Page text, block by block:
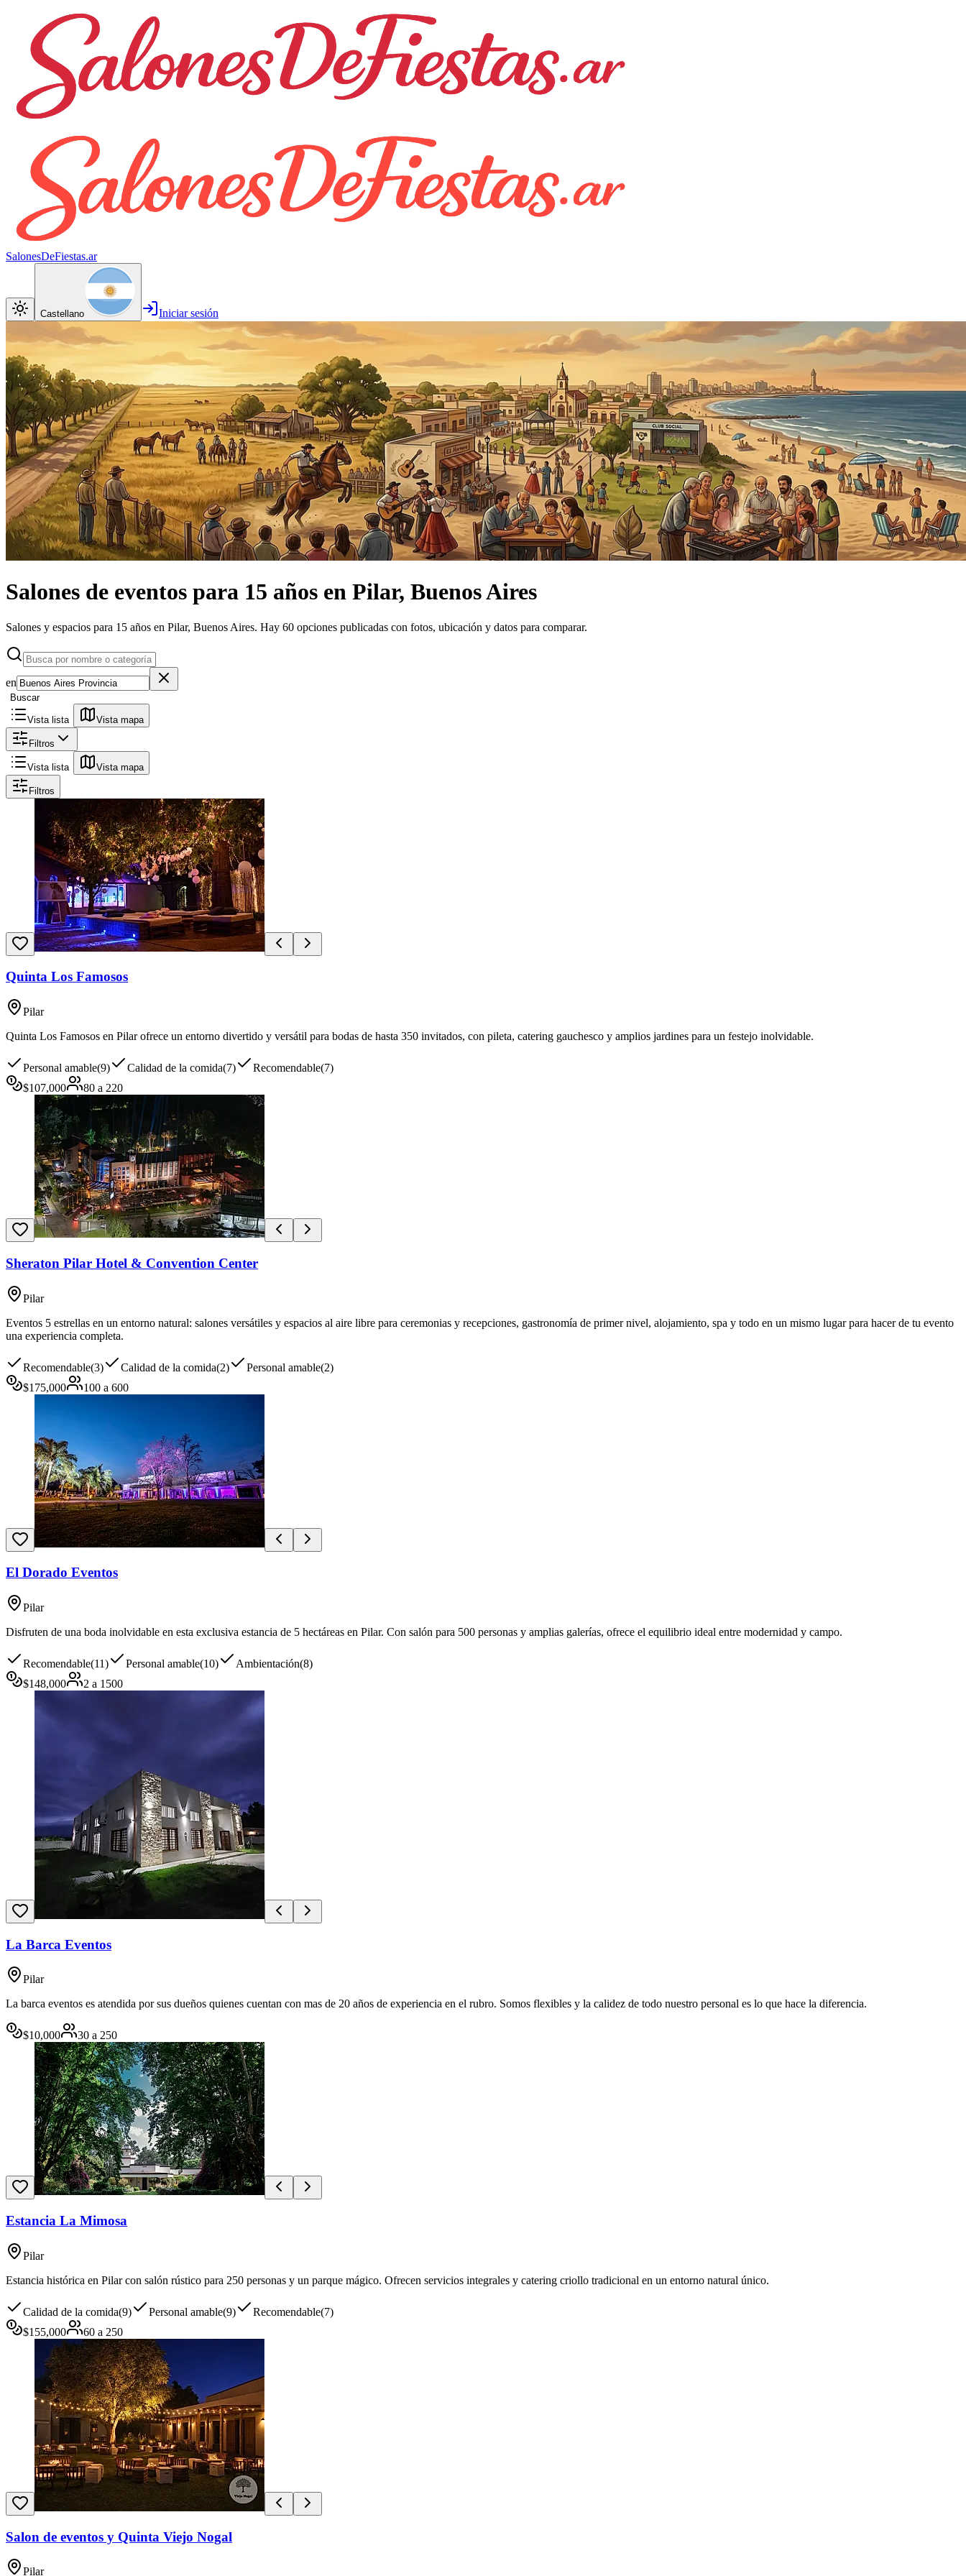
SalonesDeFiestas.ar
Castellano Iniciar sesión
Salones de eventos para 15 años en Pilar, Buenos Aires
Salones y espacios para 15 años en Pilar, Buenos Aires. Hay 60 opciones publicadas con fotos, ubicación y datos para comparar.
en
Buscar
Vista lista Vista mapa
Filtros
Vista lista Vista mapa
Filtros
Quinta Los Famosos
Pilar
Quinta Los Famosos en Pilar ofrece un entorno divertido y versátil para bodas de hasta 350 invitados, con pileta, catering gauchesco y amplios jardines para un festejo inolvidable.
Personal amable(9) Calidad de la comida(7) Recomendable(7)
$107,000 80 a 220
Sheraton Pilar Hotel & Convention Center
Pilar
Eventos 5 estrellas en un entorno natural: salones versátiles y espacios al aire libre para ceremonias y recepciones, gastronomía de primer nivel, alojamiento, spa y todo en un mismo lugar para hacer de tu evento
una experiencia completa.
Recomendable(3) Calidad de la comida(2) Personal amable(2)
$175,000 100 a 600
El Dorado Eventos
Pilar
Disfruten de una boda inolvidable en esta exclusiva estancia de 5 hectáreas en Pilar. Con salón para 500 personas y amplias galerías, ofrece el equilibrio ideal entre modernidad y campo.
Recomendable(11) Personal amable(10) Ambientación(8)
$148,000 2 a 1500
La Barca Eventos
Pilar
La barca eventos es atendida por sus dueños quienes cuentan con mas de 20 años de experiencia en el rubro. Somos flexibles y la calidez de todo nuestro personal es lo que hace la diferencia.
$10,000 30 a 250
Estancia La Mimosa
Pilar
Estancia histórica en Pilar con salón rústico para 250 personas y un parque mágico. Ofrecen servicios integrales y catering criollo tradicional en un entorno natural único.
Calidad de la comida(9) Personal amable(9) Recomendable(7)
$155,000 60 a 250
Salon de eventos y Quinta Viejo Nogal
Pilar